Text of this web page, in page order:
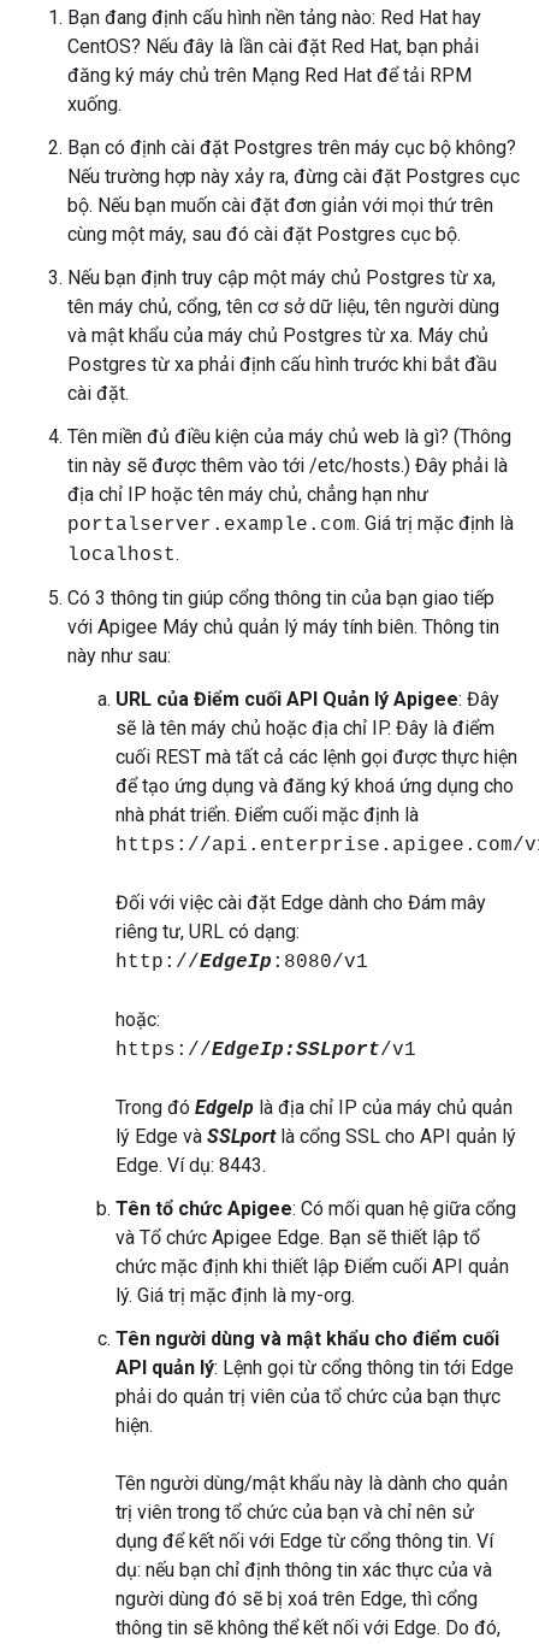
Bạn đang định cấu hình nền tảng nào: Red Hat hay
CentOS? Nếu đây là lần cài đặt Red Hat, bạn phải
đăng ký máy chủ trên Mạng Red Hat để tải RPM
xuống.
Bạn có định cài đặt Postgres trên máy cục bộ không?
Nếu trường hợp này xảy ra, đừng cài đặt Postgres cục
bộ. Nếu bạn muốn cài đặt đơn giản với mọi thứ trên
cùng một máy, sau đó cài đặt Postgres cục bộ.
Nếu bạn định truy cập một máy chủ Postgres từ xa,
tên máy chủ, cổng, tên cơ sở dữ liệu, tên người dùng
và mật khẩu của máy chủ Postgres từ xa. Máy chủ
Postgres từ xa phải định cấu hình trước khi bắt đầu
cài đặt.
Tên miền đủ điều kiện của máy chủ web là gì? (Thông
tin này sẽ được thêm vào tới /etc/hosts.) Đây phải là
địa chỉ IP hoặc tên máy chủ, chẳng hạn như
portalserver.example.com. Giá trị mặc định là
localhost.
Có 3 thông tin giúp cổng thông tin của bạn giao tiếp
với Apigee Máy chủ quản lý máy tính biên. Thông tin
này như sau:
URL của Điểm cuối API Quản lý Apigee: Đây
sẽ là tên máy chủ hoặc địa chỉ IP. Đây là điểm
cuối REST mà tất cả các lệnh gọi được thực hiện
để tạo ứng dụng và đăng ký khoá ứng dụng cho
nhà phát triển. Điểm cuối mặc định là
https://api.enterprise.apigee.com/
Đối với việc cài đặt Edge dành cho Đám mây
riêng tư, URL có dạng:
http://EdgeIp :8080/v1
hoặc:
https://EdgeIp:SSLport/v1
Trong đó EdgeIp là địa chỉ IP của máy chủ quản
lý Edge và SSLportlà cổng SSL cho API quản lý
Edge. Ví dụ: 8443.
Tên tổ chức Apigee: Có mối quan hệ giữa cổng
và Tổ chức Apigee Edge. Bạn sẽ thiết lập tổ
chức mặc định khi thiết lập Điểm cuối API quản
lý. Giá trị mặc định là my-org.
Tên người dùng và mật khẩu cho điểm cuối
API quản lý: Lệnh gọi từ cổng thông tin tới Edge
phải do quản trị viên của tổ chức của bạn thực
hiện.
Tên người dùng/mật khẩu này là dành cho quản
trị viên trong tổ chức của bạn và chỉ nên sử
dụng để kết nối với Edge từ cổng thông tin. Ví
dụ: nếu bạn chỉ định thông tin xác thực của và
người dùng đó sẽ bị xoá trên Edge, thì cổng
thông tin sẽ không thể kết nối với Edge. Do đó,